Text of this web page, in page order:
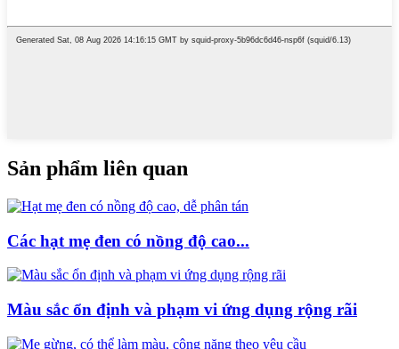
Sản phẩm liên quan
Các hạt mẹ đen có nồng độ cao...
Màu sắc ổn định và phạm vi ứng dụng rộng rãi